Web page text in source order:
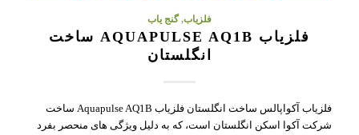
فلزیاب, گنج یاب
فلزیاب AQUAPULSE AQ1B ساخت
انگلستان
فلزیاب آکواپالس ساخت انگلستان فلزیاب Aquapulse AQ1B ساخت
شرکت آکوا اسکن انگلستان است، که به دلیل ویژگی های منحصر بفرد